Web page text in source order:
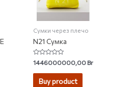
Сумки через плечо
N21 Сумка
Rated
0
out
1446000000,00Br
Buy product